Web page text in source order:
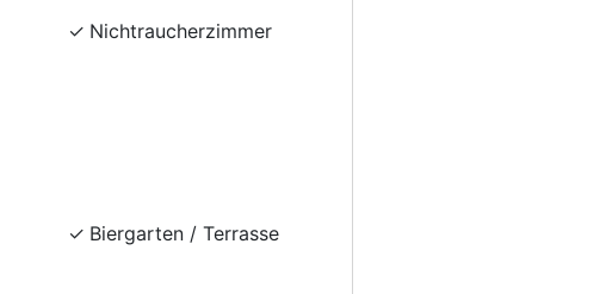
Nichtraucherzimmer
Biergarten / Terrasse